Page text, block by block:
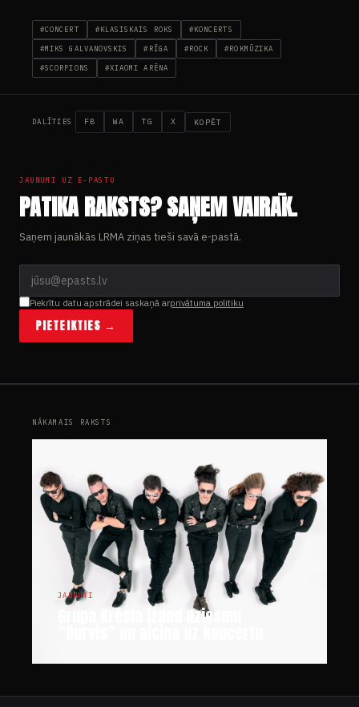
#CONCERT #KLASISKAIS ROKS #KONCERTS
#MIKS GALVANOVSKIS #RĪGA #ROCK #ROKMŪZIKA
#SCORPIONS #XIAOMI ARĒNA
DALĪTIES FB WA TG X KOPĒT
JAUNUMI UZ E-PASTU
PATIKA RAKSTS? SAŅEM VAIRĀK.
Saņem jaunākās LRMA ziņas tieši savā e-pastā.
Piekrītu datu apstrādei saskaņā arprivātuma politiku
PIETEIKTIES →
NĀKAMAIS RAKSTS
JAUNUMI
Grupa Krēsla izdod dziesmu